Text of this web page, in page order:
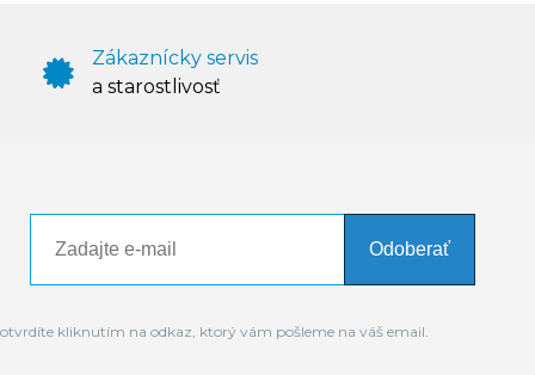
Zákaznícky servis
a starostlivosť
Odoberať
kliknutím na odkaz, ktorý vám pošleme na váš email.